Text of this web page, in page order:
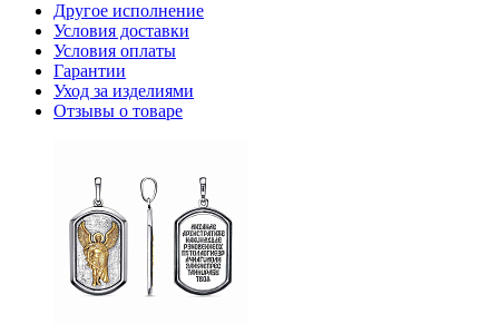
Другое исполнение
Условия доставки
Условия оплаты
Гарантии
Уход за изделиями
Отзывы о товаре